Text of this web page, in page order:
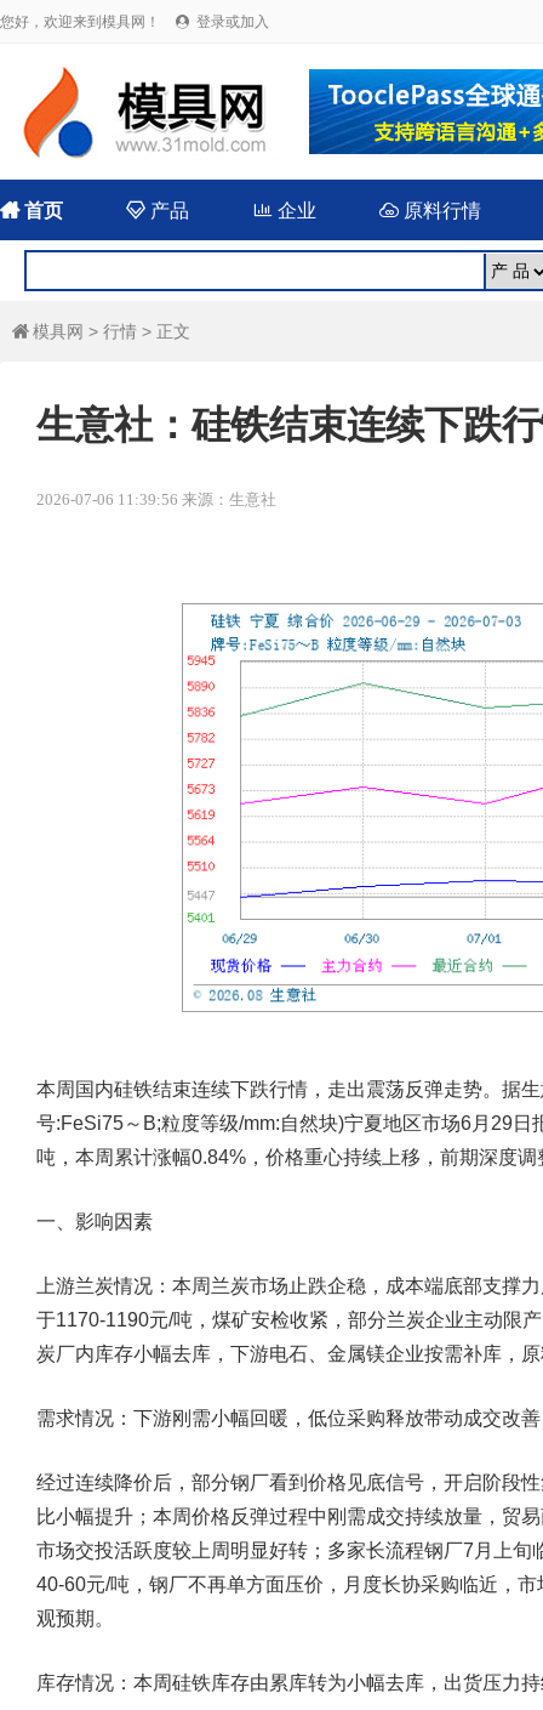
您好，欢迎来到模具网！  登录或加入
首页  产品 企业 原料行情
 模具网 > 行情 > 正文
生意社：硅铁结束连续下跌
2026-07-06 11:39:56 来源：生意社
本周国内硅铁结束连续下跌行情，走出震荡反弹走势。据
号:FeSi75～B;粒度等级/mm:自然块)宁夏地区市场6月29
吨，本周累计涨幅0.84%，价格重心持续上移，前期深度
一、影响因素
上游兰炭情况： 本周兰炭市场止跌企稳，成本端底部支撑
于1170-1190元/吨，煤矿安检收紧，部分兰炭企业主动限
炭厂内库存小幅去库，下游电石、金属镁企业按需补库，
需求情况：下游刚需小幅回暖，低位采购释放带动成交改善
经过连续降价后，部分钢厂看到价格见底信号，开启阶段
比小幅提升；本周价格反弹过程中刚需成交持续放量，贸
市场交投活跃度较上周明显好转；多家长流程钢厂7月上
40-60元/吨，钢厂不再单方面压价，月度长协采购临近，
观预期。
库存情况：本周硅铁库存由累库转为小幅去库，出货压力